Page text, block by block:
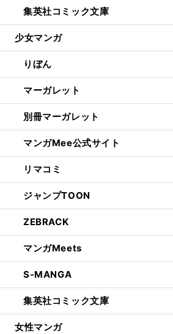
集英社コミック文庫
少女マンガ
りぼん
マーガレット
別冊マーガレット
マンガMee公式サイト
リマコミ
ジャンプTOON
ZEBRACK
マンガMeets
S-MANGA
集英社コミック文庫
女性マンガ